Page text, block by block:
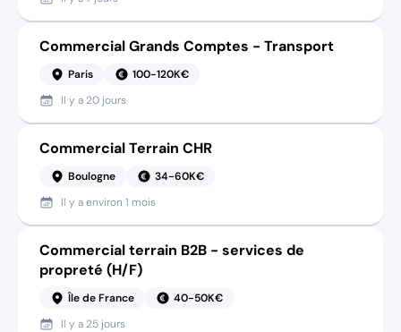
Commercial Grands Comptes - Transport
Paris
100-120K€
Il y a 20 jours
Commercial Terrain CHR
Boulogne
34-60K€
Il y aenviron 1 mois
Commercial terrain B2B - services de
propreté (H/F)
Île de France
40-50K€
Il y a 25 jours